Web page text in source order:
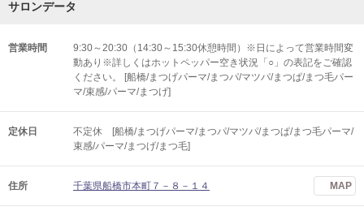
サロンデータ
営業時間
9:30～20:30（14:30～15:30休憩時間）※日によって営業時間変
動あり※詳しくはホットペッパー空き状況「○」の表記をご確認
ください。 [船橋/まつげパーマ/まつパ/マツパ/まつぱ/まつ毛パー
マ/束感/パーマ/まつげ]
定休日
不定休 [船橋/まつげパーマ/まつパ/マツパ/まつぱ/まつ毛パーマ/
束感/パーマ/まつげ/まつ毛]
住所 千葉県船橋市本町７－８－１４ MAP